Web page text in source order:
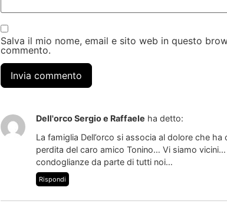
Dell'orco Sergio e Raffaele ha detto:
La famiglia Dell’orco si associa al dolore che
perdita del caro amico Tonino… Vi siamo
condoglianze da parte di tutti noi…
Rispondi
Salva il mio nome, email e sito web in questo
commento.